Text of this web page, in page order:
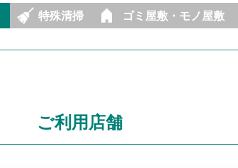
特殊清掃 ゴミ屋敷・モノ屋敷
ご利用店舗